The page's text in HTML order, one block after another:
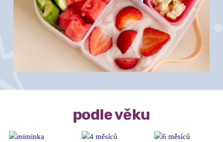
podle věku